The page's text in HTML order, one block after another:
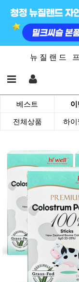
뉴 질 랜 드
베스트
전체상품 하이